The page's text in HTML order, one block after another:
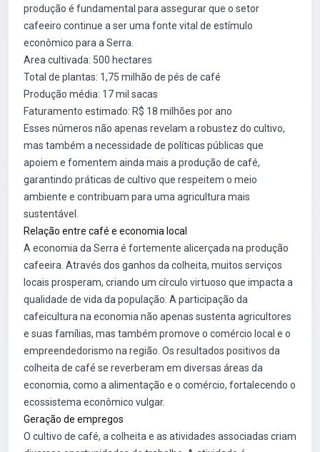
produção é fundamental para assegurar que o setor
cafeeiro continue a ser uma fonte vital de estímulo
econômico para a Serra.
Area cultivada: 500 hectares
Total de plantas: 1,75 milhão de pés de café
Produção média: 17 mil sacas
Faturamento estimado: R$ 18 milhões por ano
Esses números não apenas revelam a robustez do cultivo,
mas também a necessidade de políticas públicas que
apoiem e fomentem ainda mais a produção de café,
garantindo práticas de cultivo que respeitem o meio
ambiente e contribuam para uma agricultura mais
sustentável.
Relação entre café e economia local
A economia da Serra é fortemente alicerçada na produção
cafeeira. Através dos ganhos da colheita, muitos serviços
locais prosperam, criando um círculo virtuoso que impacta a
qualidade de vida da população. A participação da
cafeicultura na economia não apenas sustenta agricultores
e suas famílias, mas também promove o comércio local e o
empreendedorismo na região. Os resultados positivos da
colheita de café se reverberam em diversas áreas da
economia, como a alimentação e o comércio, fortalecendo o
ecossistema econômico vulgar.
Geração de empregos
O cultivo de café, a colheita e as atividades associadas criam